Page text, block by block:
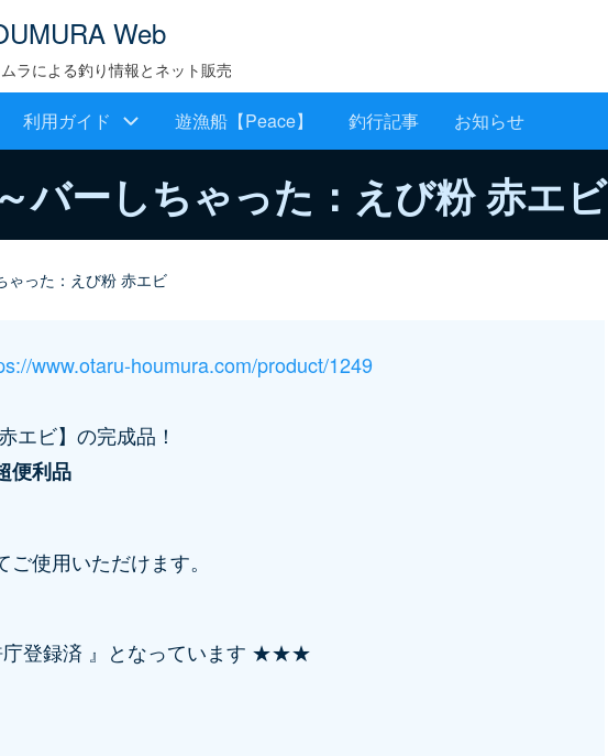
Web
ラによる釣り情報とネット販売
利用ガイド 遊漁船【Peace】 釣行記事 お知らせ
バーしちゃった：えび粉 赤エビ
ゃった：えび粉 赤エビ
www.otaru-houmura.com/product/1249
エビ】の完成品！
便利品
使用いただけます。
登録済 』となっています ★★★